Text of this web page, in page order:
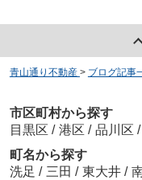
青山通り不動産 > ブログ記事
市区町村から探す
目黒区 / 港区 / 品川区 /
町名から探す
洗足 / 三田 / 東大井 /